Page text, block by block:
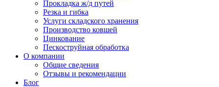
Прокладка ж/д путей
Резка и гибка
Услуги складского хранения
Производство ковшей
Цинкование
Пескоструйная обработка
О компании
Общие сведения
Отзывы и рекомендации
Блог